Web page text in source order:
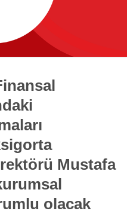
Mustafa
olacak